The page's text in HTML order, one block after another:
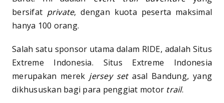
bersifat private, dengan kuota peserta maksimal
hanya 100 orang.
Salah satu sponsor utama dalam RIDE, adalah Situs
Extreme Indonesia. Situs Extreme Indonesia
merupakan merek jersey setasal Bandung, yang
dikhususkan bagi para penggiat motor trail.